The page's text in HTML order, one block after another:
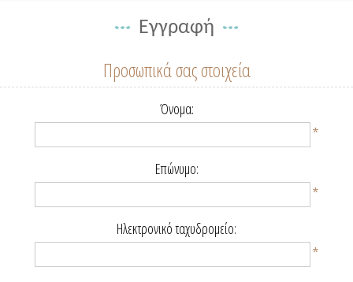
Εγγραφή
Προσωπικά σας στοιχεία
Όνομα:
*
Επώνυμο:
*
Ηλεκτρονικό ταχυδρομείο:
*